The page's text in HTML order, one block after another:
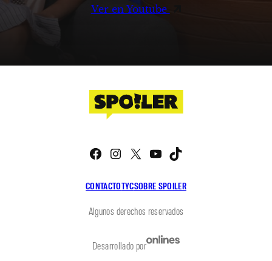
Ver en Youtube
CONTACTOTYCSOBRE SPOILER
Facebook
Instagram
X YouTube
Algunos derechos reservados
Desarrollado por